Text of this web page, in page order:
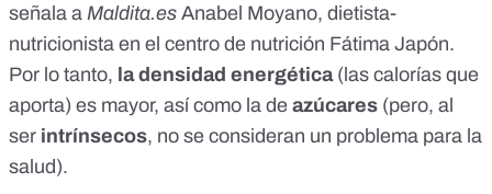
señala a Maldita.es Anabel Moyano, dietista-
nutricionista en el centro de nutrición Fátima Japón.
Por lo tanto, la densidad energética(las calorías que
aporta) es mayor, así como la de azúcares (pero, al
ser intrínsecos, no se consideran un problema para la
salud).